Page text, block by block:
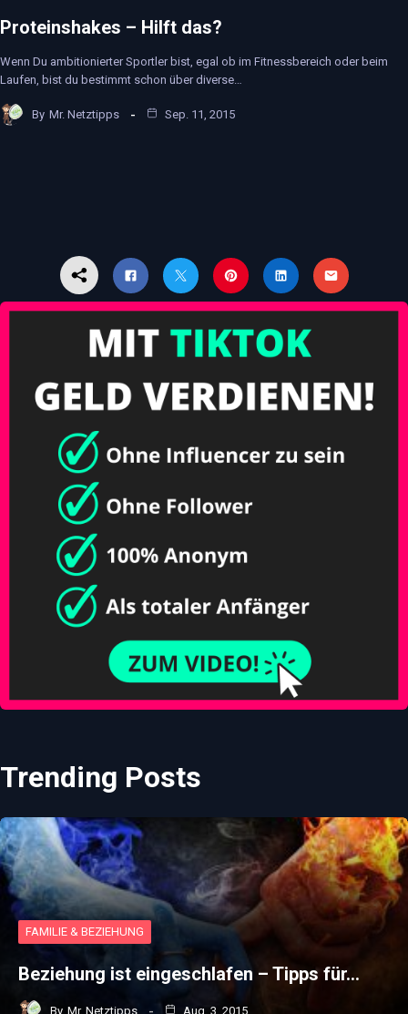
Proteinshakes – Hilft das?
Wenn Du ambitionierter Sportler bist, egal ob im Fitnessbereich oder beim
Laufen, bist du bestimmt schon über diverse…
By Mr. Netztipps Sep. 11, 2015
Trending Posts
FAMILIE & BEZIEHUNG
Beziehung ist eingeschlafen – Tipps für…
By Mr. Netztipps Aug. 3, 2015